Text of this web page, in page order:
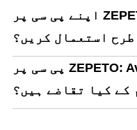
اپنے پی سی پر ZEPETO: Avatar, Connect & Live
طرح استعمال کریں؟
پی سی پر ZEPETO: Avatar, Connect & Live چلانے
کے کیا تقاضے ہیں؟